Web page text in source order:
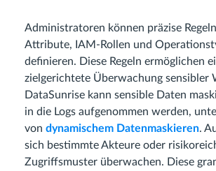
Administratoren können präzise
Attribute, IAM-Rollen und
definieren. Diese Regeln ermöglichen
zielgerichtete Überwachung sensibler
DataSunrise kann sensible Daten
in die Logs aufgenommen werden,
von dynamischem Datenmaskieren.
sich bestimmte Akteure oder
Zugriffsmuster überwachen. Diese